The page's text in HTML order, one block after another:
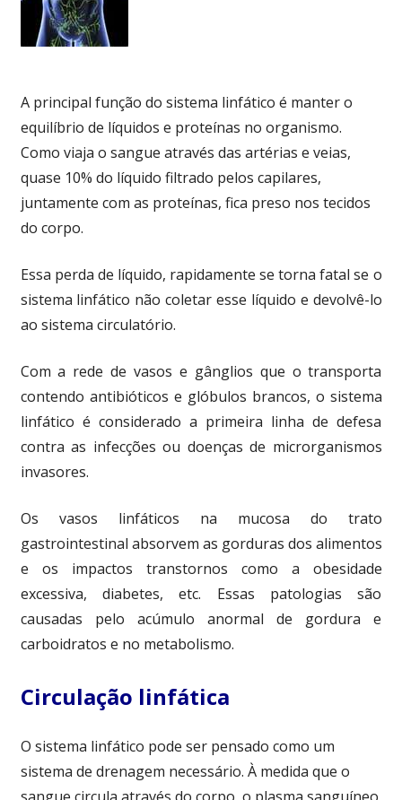
A principal função do sistema linfático é manter o
equilíbrio de líquidos e proteínas no organismo.
Como viaja o sangue através das artérias e veias,
quase 10% do líquido filtrado pelos capilares,
juntamente com as proteínas, fica preso nos tecidos
do corpo.
Essa perda de líquido, rapidamente se torna fatal se o
sistema linfático não coletar esse líquido e devolvê-lo
ao sistema circulatório.
Com a rede de vasos e gânglios que o transporta
contendo antibióticos e glóbulos brancos, o sistema
linfático é considerado a primeira linha de defesa
contra as infecções ou doenças de microrganismos
invasores.
Os vasos linfáticos na mucosa do trato
gastrointestinal absorvem as gorduras dos alimentos
e os impactos transtornos como a obesidade
excessiva, diabetes, etc. Essas patologias são
causadas pelo acúmulo anormal de gordura e
carboidratos e no metabolismo.
Circulação linfática
O sistema linfático pode ser pensado como um
sistema de drenagem necessário. À medida que o